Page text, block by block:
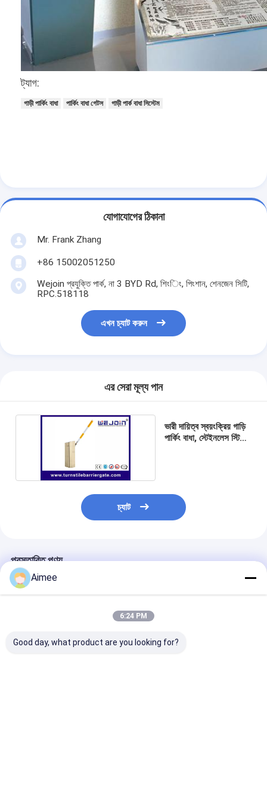
ট্যাগ:
গাড়ী পার্কিং বাধা পার্কিং বাধা গেটস গাড়ী পার্ক বাধা সিস্টেম
যোগাযোগের ঠিকানা
Mr. Frank Zhang
+86 15002051250
Wejoin প্রযুক্তি পার্ক, না 3 BYD Rd, শিংিং, পিংশান, শেনজেন সিটি,
RPC.518118
এখন চ্যাট করুন
এর সেরা মূল্য পান
ভারী দায়িত্ব স্বয়ংক্রিয় গাড়ি
পার্কিং বাধা, স্টেইনলেস স্টিল
চ্যাট
প্রস্তাবিত পণ্য
Aimee
6:24 PM
Good day, what product are you looking for?